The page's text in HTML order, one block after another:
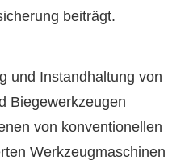
beiträgt.
und Instandhaltung von
Biegewerkzeugen
von konventionellen
Werkzeugmaschinen